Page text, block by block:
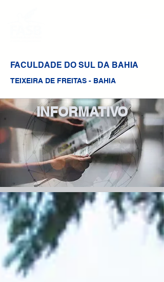
FACULDADE DO SUL DA BAHIA
TEIXEIRA DE FREITAS - BAHIA
INFORMATIVO